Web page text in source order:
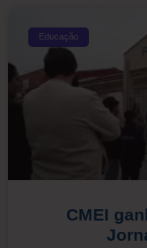
Educação
CMEI